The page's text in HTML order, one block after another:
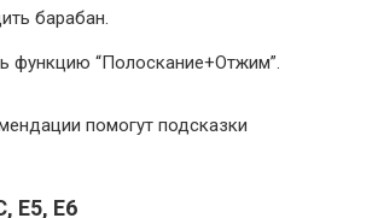
барабан.
функцию “Полоскание+Отжим”.
помогут подсказки
E5, E6